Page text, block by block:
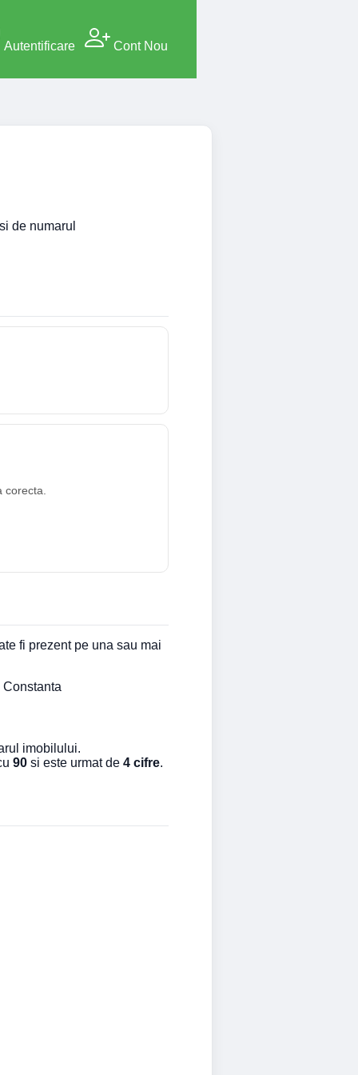
Autentificare Cont Nou
de numarul
fi prezent pe una sau mai
imobilului.
90 si este urmat de 4 cifre.